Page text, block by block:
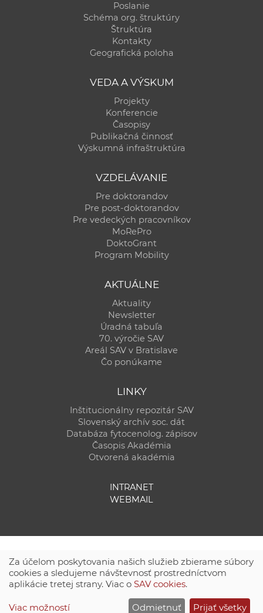
Poslanie
Schéma org. štruktúry
Štruktúra
Kontakty
Geografická poloha
VEDA A VÝSKUM
Projekty
Konferencie
Časopisy
Publikačná činnosť
Výskumná infraštruktúra
VZDELÁVANIE
Pre doktorandov
Pre post-doktorandov
Pre vedeckých pracovníkov
MoRePro
DoktoGrant
Program Mobility
AKTUÁLNE
Aktuality
Newsletter
Úradná tabuľa
70. výročie SAV
Areál SAV v Bratislave
Čo ponúkame
LINKY
Inštitucionálny repozitár SAV
Slovenský archív soc. dát
Databáza fytocenolog. zápisov
Časopis Akadémia
Otvorená akadémia
INTRANET
WEBMAIL
CSČ SAV, v. v. i. - Výpočtové stredisko SAV
Za účelom poskytovania našich služieb zbierame súbory
cookies a sledujeme návštevnosť prostredníctvom
aplikácie tretej strany. Viac o SAV cookies.
Viac možností Odmietnuť Prijať všetky